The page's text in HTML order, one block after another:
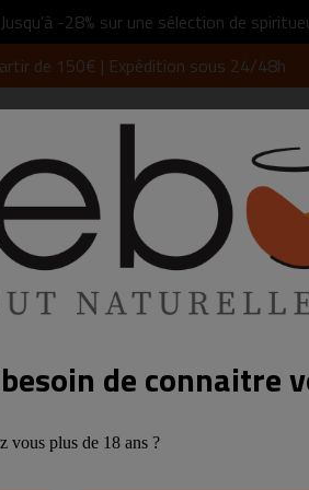
de connaitre
vous plus de 18 ans ?
-28% sur une sélection de
de 150€ | Expédition sous 24/48h
ARMAGNAC
Nous vous accompagnons
mais par les vignes et vins
Depuis plus de 20 ans, ils